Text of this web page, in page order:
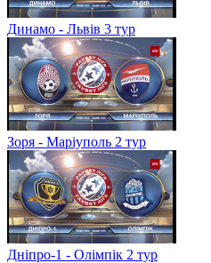
Динамо - Львів 3 тур
Зоря - Маріуполь 2 тур
Дніпро-1 - Олімпік 2 тур